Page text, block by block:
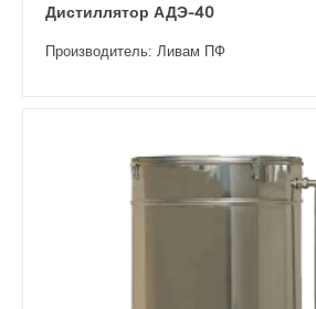
Дистиллятор АДЭ-40
Производитель: Ливам ПФ